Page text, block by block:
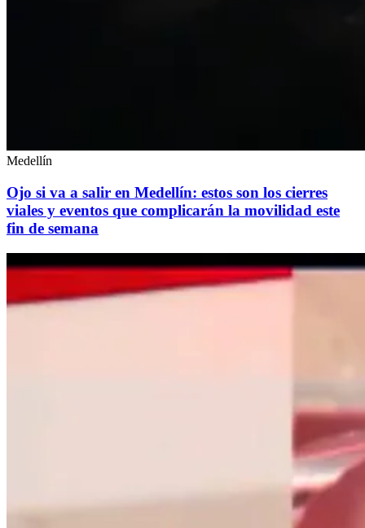
Medellín
Ojo si va a salir en Medellín: estos son los cierres
viales y eventos que complicarán la movilidad este
fin de semana